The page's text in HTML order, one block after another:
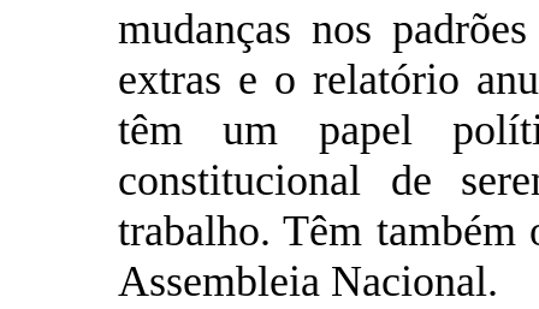
mudanças nos
extras e o relatório
têm um papel
constitucional de
trabalho. Têm
Assembleia Nacional.